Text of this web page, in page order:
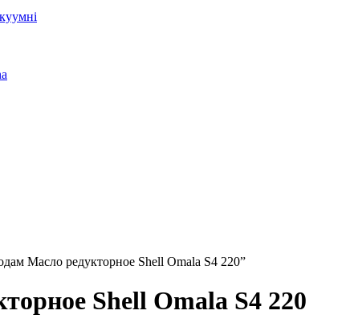
Масло редукторное Shell Omala S4 220”
Shell Omala S4 220